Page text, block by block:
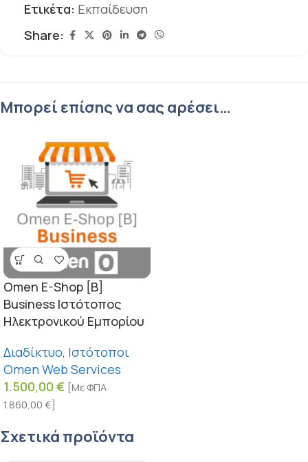
Ετικέτα: Εκπαίδευση
Share:
Μπορεί επίσης να σας αρέσει…
Omen E-Shop [B]
Business Ιστότοπος
Ηλεκτρονικού Εμπορίου
Διαδίκτυο, Ιστότοποι
Omen Web Services
1.500,00 € [Με ΦΠΑ
1.860,00 €]
Σχετικά προϊόντα